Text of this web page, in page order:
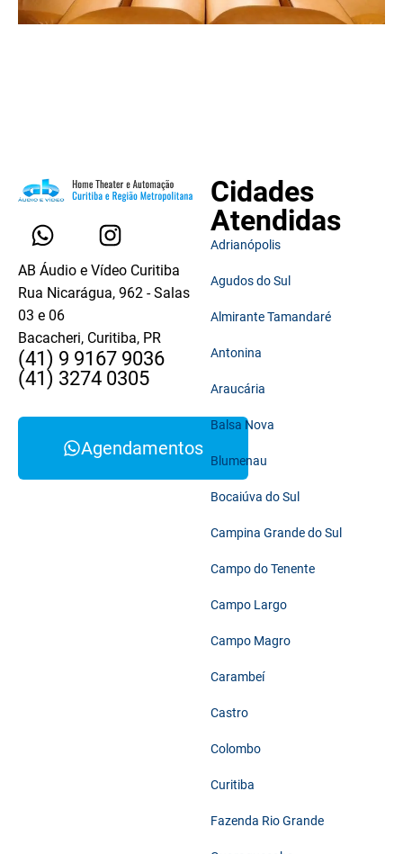
AB Áudio e Vídeo Curitiba
Rua Nicarágua, 962 - Salas
03 e 06
Bacacheri, Curitiba, PR
(41) 9 9167 9036
(41) 3274 0305
Agendamentos
Cidades
Atendidas
Adrianópolis
Agudos do Sul
Almirante Tamandaré
Antonina
Araucária
Balsa Nova
Blumenau
Bocaiúva do Sul
Campina Grande do Sul
Campo do Tenente
Campo Largo
Campo Magro
Carambeí
Castro
Colombo
Curitiba
Fazenda Rio Grande